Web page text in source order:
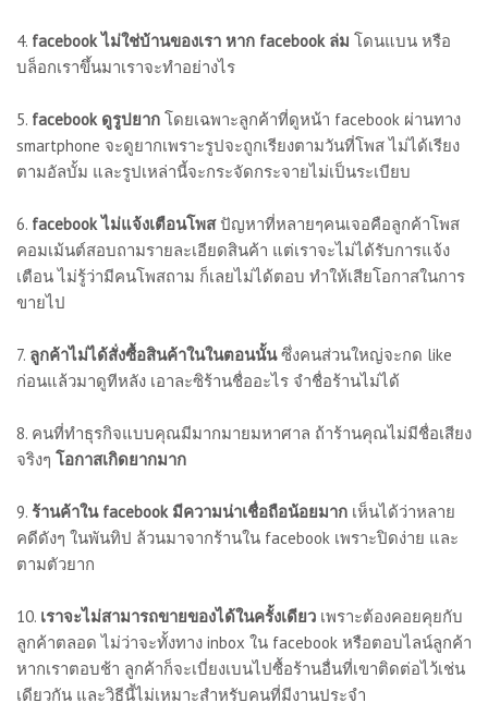
4. facebook ไม่ใช่บ้านของเรา หาก facebook ล่ม โดนแบน หรือ
บล็อกเราขึ้นมาเราจะทำอย่างไร
5. facebook ดูรูปยาก โดยเฉพาะลูกค้าที่ดูหน้า facebook ผ่านทาง
smartphone จะดูยากเพราะรูปจะถูกเรียงตามวันที่โพส ไม่ได้เรียง
ตามอัลบั้ม และรูปเหล่านี้จะกระจัดกระจายไม่เป็นระเบียบ
6. facebook ไม่แจ้งเตือนโพสปัญหาที่หลายๆคนเจอคือลูกค้าโพส
คอมเม้นต์สอบถามรายละเอียดสินค้า แต่เราจะไม่ได้รับการแจ้ง
เตือน ไม่รู้ว่ามีคนโพสถาม ก็เลยไม่ได้ตอบ ทำให้เสียโอกาสในการ
ขายไป
7. ลูกค้าไม่ได้สั่งซื้อสินค้าในในตอนนั้นซึ่งคนส่วนใหญ่จะกด like
ก่อนแล้วมาดูทีหลัง เอาละซิร้านชื่ออะไร จำชื่อร้านไม่ได้
8. คนที่ทำธุรกิจแบบคุณมีมากมายมหาศาล ถ้าร้านคุณไม่มีชื่อเสียง
จริงๆ โอกาสเกิดยากมาก
9. ร้านค้าใน facebook มีความน่าเชื่อถือน้อยมาก เห็นได้ว่าหลาย
คดีดังๆ ในพันทิป ล้วนมาจากร้านใน facebook เพราะปิดง่าย และ
ตามตัวยาก
10. เราจะไม่สามารถขายของได้ในครั้งเดียว เพราะต้องคอยคุยกับ
ลูกค้าตลอด ไม่ว่าจะทั้งทาง inbox ใน facebook หรือตอบไลน์ลูกค้า
หากเราตอบช้า ลูกค้าก็จะเบี่ยงเบนไปซื้อร้านอื่นที่เขาติดต่อไว้เช่น
เดียวกัน และวิธีนี้ไม่เหมาะสำหรับคนที่มีงานประจำ